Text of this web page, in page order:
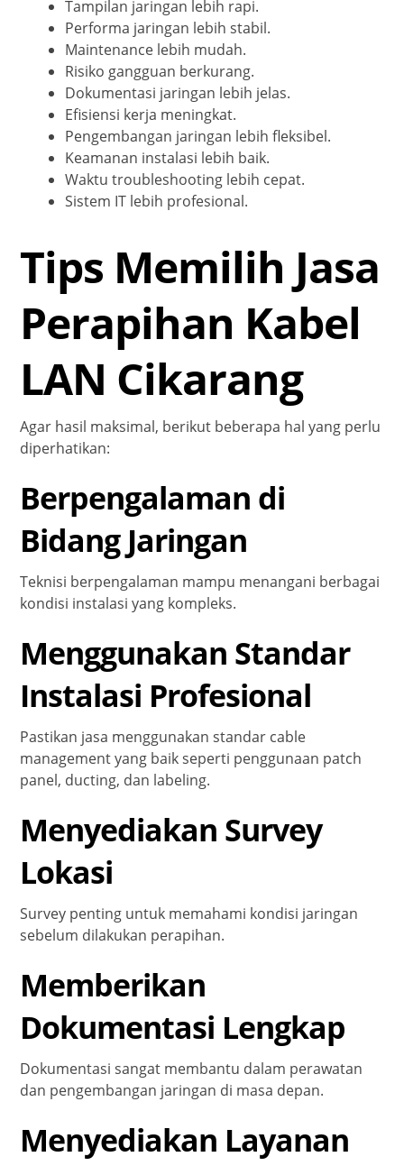
Tampilan jaringan lebih rapi.
Performa jaringan lebih stabil.
Maintenance lebih mudah.
Risiko gangguan berkurang.
Dokumentasi jaringan lebih jelas.
Efisiensi kerja meningkat.
Pengembangan jaringan lebih fleksibel.
Keamanan instalasi lebih baik.
Waktu troubleshooting lebih cepat.
Sistem IT lebih profesional.
Tips Memilih Jasa
Perapihan Kabel
LAN Cikarang
Agar hasil maksimal, berikut beberapa hal yang perlu
diperhatikan:
Berpengalaman di
Bidang Jaringan
Teknisi berpengalaman mampu menangani berbagai
kondisi instalasi yang kompleks.
Menggunakan Standar
Instalasi Profesional
Pastikan jasa menggunakan standar cable
management yang baik seperti penggunaan patch
panel, ducting, dan labeling.
Menyediakan Survey
Lokasi
Survey penting untuk memahami kondisi jaringan
sebelum dilakukan perapihan.
Memberikan
Dokumentasi Lengkap
Dokumentasi sangat membantu dalam perawatan
dan pengembangan jaringan di masa depan.
Menyediakan Layanan